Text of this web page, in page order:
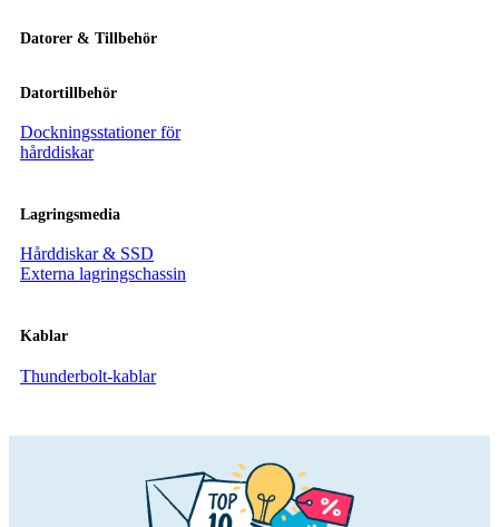
Datorer & Tillbehör
Datortillbehör
Dockningsstationer för
hårddiskar
Lagringsmedia
Hårddiskar & SSD
Externa lagringschassin
Kablar
Thunderbolt-kablar